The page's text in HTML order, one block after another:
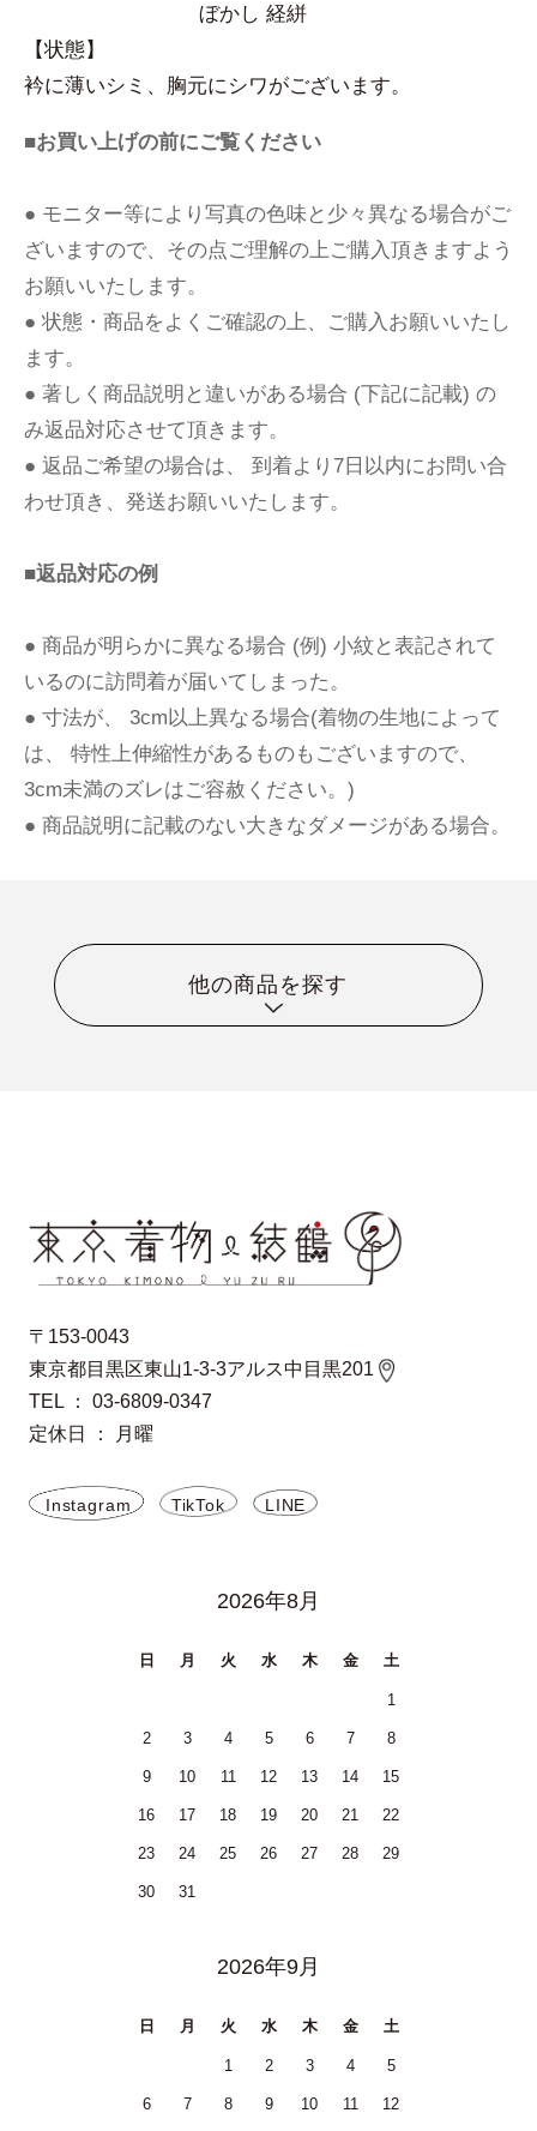
ぼかし 経絣
【状態】
衿に薄いシミ、胸元にシワがございます。
■お買い上げの前にご覧ください
● モニター等により写真の色味と少々異なる場合がご
ざいますので、その点ご理解の上ご購入頂きますよう
お願いいたします。
● 状態・商品をよくご確認の上、ご購入お願いいたし
ます。
● 著しく商品説明と違いがある場合 (下記に記載) の
み返品対応させて頂きます。
● 返品ご希望の場合は、 到着より7日以内にお問い合
わせ頂き、発送お願いいたします。
■返品対応の例
● 商品が明らかに異なる場合 (例) 小紋と表記されて
いるのに訪問着が届いてしまった。
● 寸法が、 3cm以上異なる場合(着物の生地によって
は、 特性上伸縮性があるものもございますので、
3cm未満のズレはご容赦ください。)
● 商品説明に記載のない大きなダメージがある場合。
他の商品を探す
〒153-0043
東京都目黒区東山1-3-3アルス中目黒201
TEL ： 03-6809-0347
定休日 ： 月曜
Instagram TikTok LINE
2026年8月
日 月 火 水 木 金 土
1
2 3 4 5 6 7 8
9 10 11 12 13 14 15
16 17 18 19 20 21 22
23 24 25 26 27 28 29
30 31
2026年9月
日 月 火 水 木 金 土
1 2 3 4 5
6 7 8 9 10 11 12